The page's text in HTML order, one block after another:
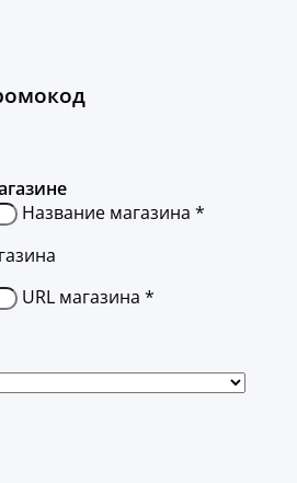
Название магазина *
URL магазина *